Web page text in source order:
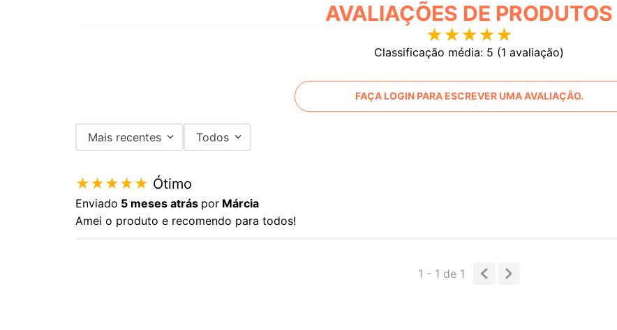
AVALIAÇÕES
★★★★★
Classificação média: 5 (1 avaliação)
FAÇA LOGIN PARA ESCREVER UMA AVALIAÇÃO.
Mais recentes Todos
★★★★★ Ótimo
Enviado 5 meses atrás por Márcia
Amei o produto e recomendo para todos!
1 - 1 de 1